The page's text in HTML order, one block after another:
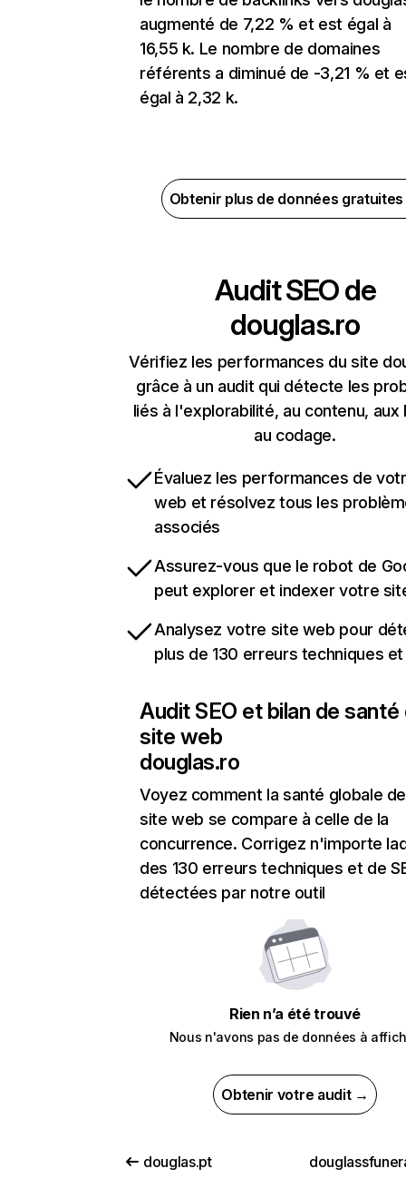
augmenté de 7,22 % et est égal à
16,55 k. Le nombre de domaines
référents a diminué de -3,21 % et
égal à 2,32 k.
Obtenir plus de données
Audit SEO de
douglas.ro
Vérifiez les performances du site
grâce à un audit qui détecte les
liés à l'explorabilité, au contenu, aux
au codage.
Évaluez les performances de
web et résolvez tous les
associés
Assurez-vous que le robot de
peut explorer et indexer votre
Analysez votre site web pour
plus de 130 erreurs techniques et
Audit SEO et bilan de santé
site web
douglas.ro
Voyez comment la santé globale
site web se compare à celle de la
concurrence. Corrigez n'importe
des 130 erreurs techniques et de
détectées par notre outil
Rien n’a été trouvé
Nous n'avons pas de données à
Obtenir votre audit →
douglas.pt